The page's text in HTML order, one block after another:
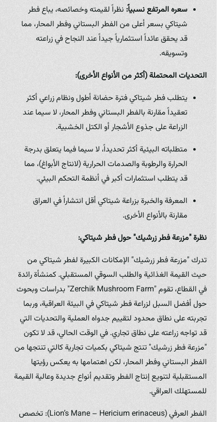
سعره المرتفع نسبياً:نظراً لقيمته وخصائصه، يباع فطر
شيتاكي بسعر أعلى من الفطر البستاني وفطر المحار، مما
قد يحقق عائداً استثمارياً جيداً عند النجاح في زراعته
وتسويقه.
التحديات المحتملة (أكثر من الأنواع الأخرى):
يتطلب فطر شيتاكي فترة حضانة أطول ونظام زراعي أكثر
تعقيداً مقارنة بالفطر البستاني وفطر المحار، لا سيما عند
الزراعة على جذوع الأشجار أو الكتل الخشبية.
متطلباته البيئية أكثر تحديداً، لا سيما فيما يتعلق بدرجة
الحرارة والرطوبة والصدمات الحرارية (لانتاج الأبواغ)، مما
قد يتطلب استثمارات أكبر في أنظمة التحكم البيئي.
المعرفة والخبرة بزراعة شيتاكي أقل انتشاراً في العراق
مقارنة بالأنواع الأخرى.
نظرة "مزرعة فطر زرشيك" حول فطر شيتاكي:
تدرك "مزرعة فطر زرشيك" الإمكانات الكبيرة لفطر شيتاكي من
حيث القيمة الغذائية والطلب السوقي المستقبلي. كمنشأة رائدة
في القطاع، تقوم "Zerchik Mushroom Farm" بدراسات وبحوث
حول أفضل السبل لزراعة فطر شيتاكي في البيئة العراقية، وربما
تجربته على نطاق محدود لتقييم جدواه العملية والتحديات التي
قد تواجه زراعته على نطاق تجاري. في الوقت الحالي، قد لا تكون
"مزرعة فطر زرشيك" تنتج شيتاكي بكميات تجارية كالتي تنتجها من
الفطر البستاني وفطر المحار، لكن اهتمامها به يعكس رؤيتها
المستقبلية لتنويع إنتاج الفطر وتقديم أنواع جديدة وعالية القيمة
للمستهلك العراقي.
الفطر العرفي (Lion’s Mane – Hericium erinaceus): تخصص